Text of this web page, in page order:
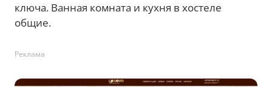
ключа. Ванная комната и кухня в хостеле
общие.
Реклама